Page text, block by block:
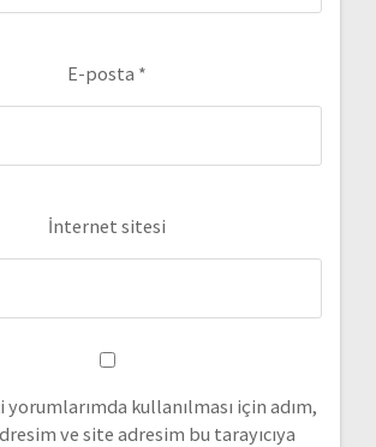
E-posta *
İnternet sitesi
yorumlarımda kullanılması için adım,
ve site adresim bu tarayıcıya